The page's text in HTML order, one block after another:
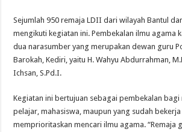
Sejumlah 950 remaja LDII dari wilayah Bantul
mengikuti kegiatan ini. Pembekalan ilmu agama
dua narasumber yang merupakan dewan guru
Barokah, Kediri, yaitu H. Wahyu Abdurrahman,
Ichsan, S.Pd.I.
Kegiatan ini bertujuan sebagai pembekalan bagi
pelajar, mahasiswa, maupun yang sudah
memprioritaskan mencari ilmu agama. “Remaja